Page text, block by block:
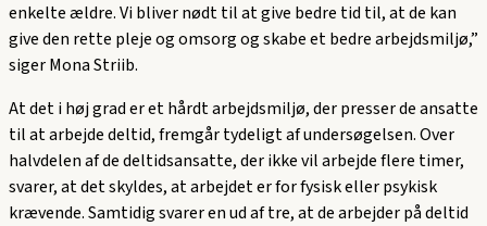
enkelte ældre. Vi bliver nødt til at give bedre tid til, at de kan
give den rette pleje og omsorg og skabe et bedre arbejdsmiljø,”
siger Mona Striib.
At det i høj grad er et hårdt arbejdsmiljø, der presser de ansatte
til at arbejde deltid, fremgår tydeligt af undersøgelsen. Over
halvdelen af de deltidsansatte, der ikke vil arbejde flere timer,
svarer, at det skyldes, at arbejdet er for fysisk eller psykisk
krævende. Samtidig svarer en ud af tre, at de arbejder på deltid